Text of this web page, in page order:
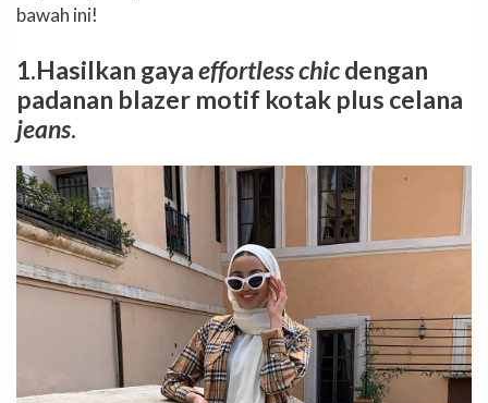
bawah ini!
1.Hasilkan gayaeffortless chicdengan
padanan blazer motif kotak plus celana
jeans.